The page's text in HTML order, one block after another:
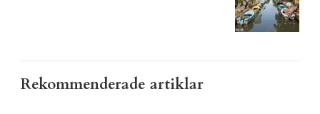
Rekommenderade artiklar